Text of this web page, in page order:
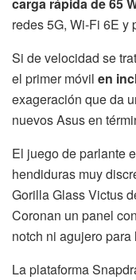
redes 5G, Wi-Fi 6E y
Si de velocidad se
el primer móvil en
exageración que da
nuevos Asus en
El juego de parlante
hendiduras muy
Gorilla Glass Victus
Coronan un panel
notch ni agujero para
La plataforma